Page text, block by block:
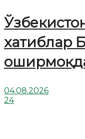
хатиблар
04.08.2026
24